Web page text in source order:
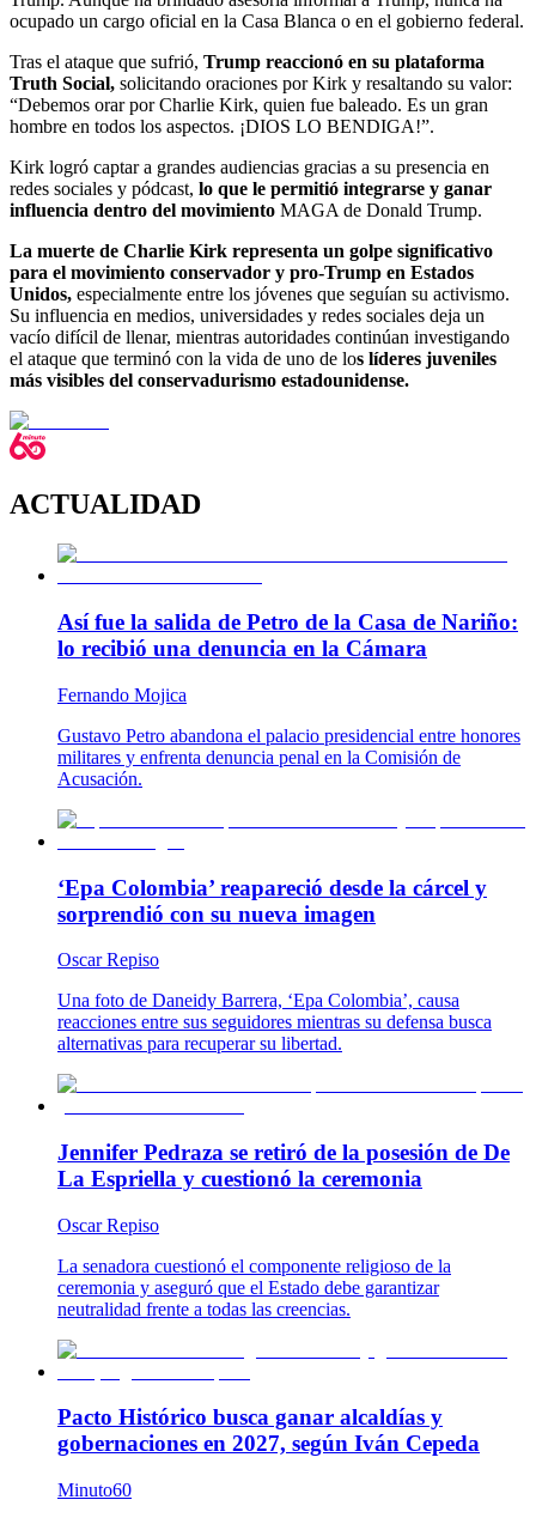
ocupado un cargo oficial en la Casa Blanca o en el gobierno federal.
Tras el ataque que sufrió, Trump reaccionó en su plataforma
Truth Social, solicitando oraciones por Kirk y resaltando su valor:
“Debemos orar por Charlie Kirk, quien fue baleado. Es un gran
hombre en todos los aspectos. ¡DIOS LO BENDIGA!”.
Kirk logró captar a grandes audiencias gracias a su presencia en
redes sociales y pódcast, lo que le permitió integrarse y ganar
influencia dentro del movimiento MAGA de Donald Trump.
La muerte de Charlie Kirk representa un golpe significativo
para el movimiento conservador y pro-Trump en Estados
Unidos, especialmente entre los jóvenes que seguían su activismo.
Su influencia en medios, universidades y redes sociales deja un
vacío difícil de llenar, mientras autoridades continúan investigando
el ataque que terminó con la vida de uno de los líderes juveniles
más visibles del conservadurismo estadounidense.
ACTUALIDAD
Así fue la salida de Petro de la Casa de Nariño:
lo recibió una denuncia en la Cámara
Fernando Mojica
Gustavo Petro abandona el palacio presidencial entre honores
militares y enfrenta denuncia penal en la Comisión de
Acusación.
‘Epa Colombia’ reapareció desde la cárcel y
sorprendió con su nueva imagen
Oscar Repiso
Una foto de Daneidy Barrera, ‘Epa Colombia’, causa
reacciones entre sus seguidores mientras su defensa busca
alternativas para recuperar su libertad.
Jennifer Pedraza se retiró de la posesión de De
La Espriella y cuestionó la ceremonia
Oscar Repiso
La senadora cuestionó el componente religioso de la
ceremonia y aseguró que el Estado debe garantizar
neutralidad frente a todas las creencias.
Pacto Histórico busca ganar alcaldías y
gobernaciones en 2027, según Iván Cepeda
Minuto60